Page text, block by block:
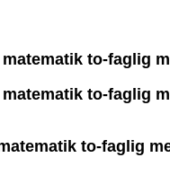
to-faglig
to-faglig
to-faglig